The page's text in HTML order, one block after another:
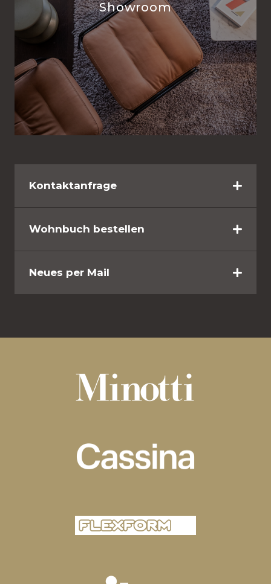
Showroom
Kontaktanfrage
Wohnbuch bestellen
Neues per Mail